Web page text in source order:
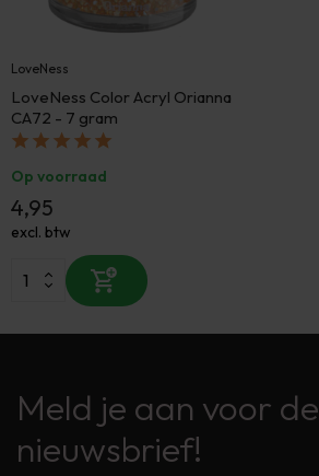
LoveNess
LoveNess Color Acryl Orianna
CA72 - 7 gram
Op voorraad
4,95
excl. btw
Meld je aan voor de
nieuwsbrief!